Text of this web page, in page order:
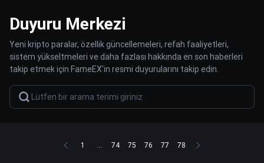
Duyuru Merkezi
Yeni kripto paralar, özellik güncellemeleri, refah faaliyetleri,
sistem yükseltmeleri ve daha fazlası hakkında en son haberleri
takip etmek için FameEX'in resmi duyurularını takip edin.
1 ... 74 75 76 77 78